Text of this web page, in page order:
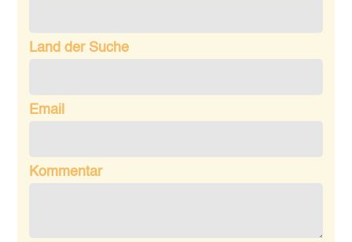
Land der Suche
Email
Kommentar